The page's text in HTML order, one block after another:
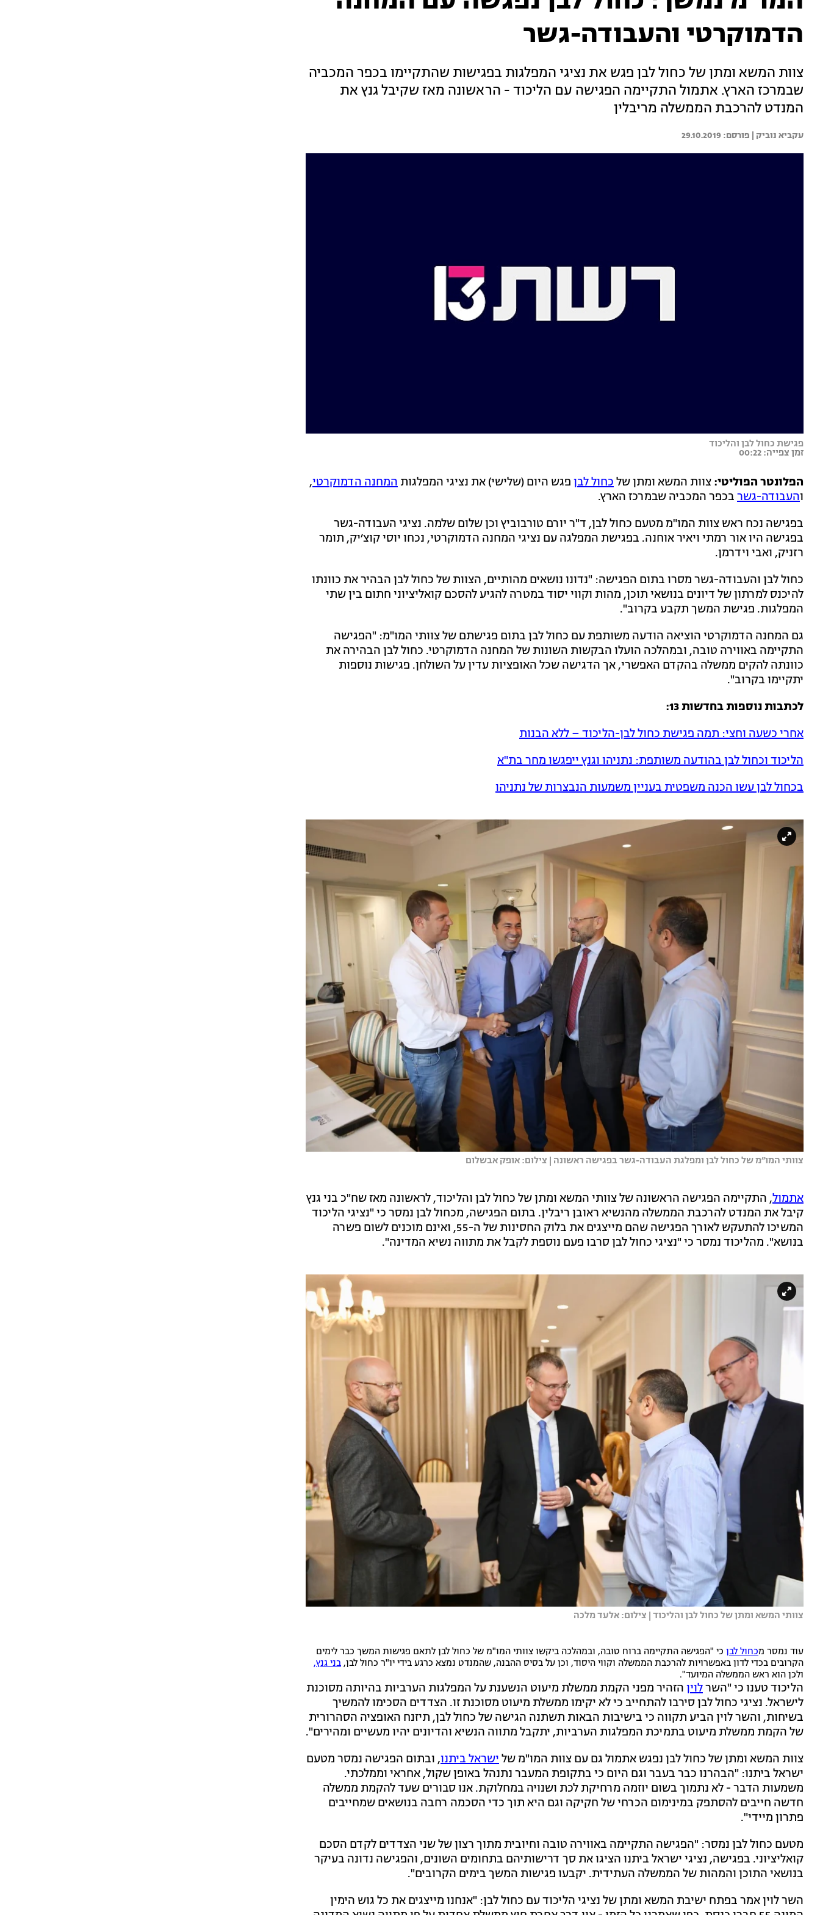
הדמוקרטי והעבודה-גשר
צוות המשא ומתן של כחול לבן פגש את נציגי המפלגות בפגישות שהתקיימו בכפר המכביה
שבמרכז הארץ. אתמול התקיימה הפגישה עם הליכוד - הראשונה מאז שקיבל גנץ את
המנדט להרכבת הממשלה מריבלין
עקביא נוביק | 29.10.2019
פגישת כחול לבן והליכוד
זמן צפייה: 00:22
הפלונטר הפוליטי: צוות המשא ומתן שלכחול לבן פגש היום (שלישי) את נציגי המפלגות המחנה הדמוקרטי,
והעבודה-גשר בכפר המכביה שבמרכז הארץ.
בפגישה נכח ראש צוות המו"מ מטעם כחול לבן, ד"ר יורם טורבוביץ וכן שלום שלמה. נציגי העבודה-גשר
בפגישה היו אור רמתי ויאיר אוחנה. בפגישת המפלגה עם נציגי המחנה הדמוקרטי, נכחו יוסי קוצ׳יק, תומר
רזניק, ואבי וידרמן.
כחול לבן והעבודה-גשר מסרו בתום הפגישה: "נדונו נושאים מהותיים, הצוות של כחול לבן הבהיר את כוונתו
להיכנס למרתון של דיונים בנושאי תוכן, מהות וקווי יסוד במטרה להגיע להסכם קואליציוני חתום בין שתי
המפלגות. פגישת המשך תקבע בקרוב".
גם המחנה הדמוקרטי הוציאה הודעה משותפת עם כחול לבן בתום פגישתם של צוותי המו"מ: "הפגישה
התקיימה באווירה טובה, ובמהלכה הועלו הבקשות השונות של המחנה הדמוקרטי. כחול לבן הבהירה את
כוונתה להקים ממשלה בהקדם האפשרי, אך הדגישה שכל האופציות עדין על השולחן. פגישות נוספות
יתקיימו בקרוב".
לכתבות נוספות בחדשות 13:
אחרי כשעה וחצי: תמה פגישת כחול לבן-הליכוד – ללא הבנות
הליכוד וכחול לבן בהודעה משותפת: נתניהו וגנץ ייפגשו מחר בת"א
בכחול לבן עשו הכנה משפטית בעניין משמעות הנבצרות של נתניהו
צוותי המו״מ של כחול לבן ומפלגת העבודה-גשר בפגישה ראשונה | צילום: אופק אבשלום
אתמול, התקיימה הפגישה הראשונה של צוותי המשא ומתן של כחול לבן והליכוד, לראשונה מאז שח"כ בני גנץ
קיבל את המנדט להרכבת הממשלה מהנשיא ראובן ריבלין. בתום הפגישה, מכחול לבן נמסר כי "נציגי הליכוד
המשיכו להתעקש לאורך הפגישה שהם מייצגים את בלוק החסינות של ה-55, ואינם מוכנים לשום פשרה
בנושא". מהליכוד נמסר כי "נציגי כחול לבן סרבו פעם נוספת לקבל את מתווה נשיא המדינה".
צוותי המשא ומתן של כחול לבן והליכוד | צילום: אלעד מלכה
עוד נמסר מכחול לבן כי "הפגישה התקיימה ברוח טובה, ובמהלכה ביקשו צוותי המו"מ של כחול לבן לתאם פגישות המשך כבר לימים
הקרובים בכדי לדון באפשרויות להרכבת הממשלה וקווי היסוד, וכן על בסיס ההבנה, שהמנדט נמצא כרגע בידי יו"ר כחול לבן, בני גנץ,
ולכן הוא ראש הממשלה המיועד".
הליכוד טענו כי "השרלוין הזהיר מפני הקמת ממשלת מיעוט הנשענת על המפלגות הערביות בהיותה מסוכנת
לישראל. נציגי כחול לבן סירבו להתחייב כי לא יקימו ממשלת מיעוט מסוכנת זו. הצדדים הסכימו להמשיך
בשיחות, והשר לוין הביע תקווה כי בישיבות הבאות תשתנה הגישה של כחול לבן, תיזנח האופציה הסהרורית
של הקמת ממשלת מיעוט בתמיכת המפלגות הערביות, יתקבל מתווה הנשיא והדיונים יהיו מעשיים ומהירים".
צוות המשא ומתן של כחול לבן נפגש אתמול גם עם צוות המו"מ של ישראל ביתנו, ובתום הפגישה נמסר מטעם
ישראל ביתנו: "הבהרנו כבר בעבר וגם היום כי בתקופת המעבר נתנהל באופן שקול, אחראי וממלכתי.
משמעות הדבר - לא נתמוך בשום יוזמה מרחיקת לכת ושנויה במחלוקת. אנו סבורים שעד להקמת ממשלה
חדשה חייבים להסתפק במינימום הכרחי של חקיקה וגם היא תוך כדי הסכמה רחבה בנושאים שמחייבים
פתרון מיידי".
מטעם כחול לבן נמסר: "הפגישה התקיימה באווירה טובה וחיובית מתוך רצון של שני הצדדים לקדם הסכם
קואליציוני. בפגישה, נציגי ישראל ביתנו הציגו את סך דרישותיהם בתחומים השונים, והפגישה נדונה בעיקר
בנושאי התוכן והמהות של הממשלה העתידית. יקבעו פגישות המשך בימים הקרובים".
השר לוין אמר בפתח ישיבת המשא ומתן של נציגי הליכוד עם כחול לבן: "אנחנו מייצגים את כל גוש הימין